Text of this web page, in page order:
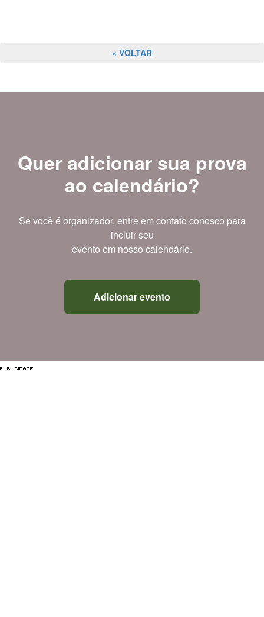
« VOLTAR
Quer adicionar sua prova
ao calendário?
Se você é organizador, entre em contato conosco para
incluir seu
evento em nosso calendário.
Adicionar evento